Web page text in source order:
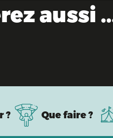
aussi
? Que faire ?